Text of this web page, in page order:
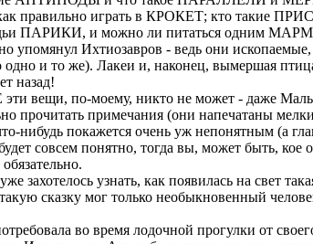
правильно играть в КРОКЕТ; кто такие
ПАРИКИ, и можно ли питаться одним
упомянул Ихтиозавров - ведь они
и то же). Лакеи и, наконец, вымершая
назад!
вещи, по-моему, никто не может - даже
прочитать примечания (они напечатаны
нибудь покажется очень уж непонятным (а
совсем понятно, тогда вы, может быть, кое о
захотелось узнать, как появилась на свет
сказку мог только необыкновенный
во время лодочной прогулки от